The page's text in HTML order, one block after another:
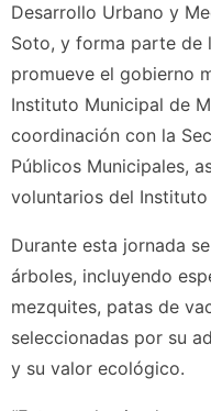
Desarrollo Urbano y
Soto, y forma parte de
promueve el gobierno
Instituto Municipal de
coordinación con la
Públicos Municipales,
voluntarios del
Durante esta jornada
árboles, incluyendo
mezquites, patas de
seleccionadas por su
y su valor ecológico.